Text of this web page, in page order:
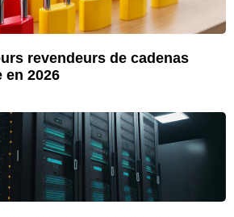
revendeurs de cadenas
en 2026